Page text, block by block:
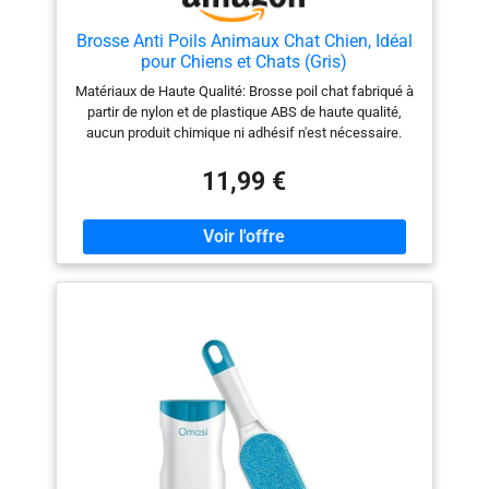
Brosse Anti Poils Animaux Chat Chien, Idéal
pour Chiens et Chats (Gris)
Matériaux de Haute Qualité: Brosse poil chat fabriqué à
partir de nylon et de plastique ABS de haute qualité,
aucun produit chimique ni adhésif n'est nécessaire.
économique et respectueux de l'environnement. La
poignée est conçue de manière ergonomique pour un
confort optimal et une utilisation facile. Conception
Double Face: Pas besoin de remplacer le rouleau
comme les rouleaux traditionnels; Brosse poils chat il
peut être réutilisé, ce qui en fait un choix durable;
peuvent rapidement et facilement éliminer les poils de
n'importe quel tissu Facile à Nettoyer: Brosse anti poil
chat vetementbrosse anti poil chat vetement il suffit de
retirer la brosse de son boîtier et de la passer sur la
zone à nettoyer. Brosse pour retirer les poils et cheveux
après utilisation, il suffit d'insérer la brosse dans la
base autonettoyante et de la retirer pour éliminer les
poils accumulés. Peu Encombrant: Brosse poils
11,99 €